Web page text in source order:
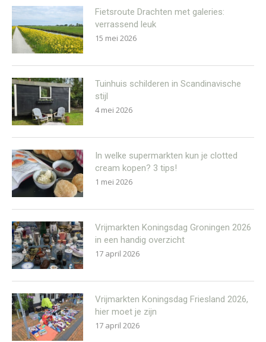
Fietsroute Drachten met galeries:
verrassend leuk
15 mei 2026
Tuinhuis schilderen in Scandinavische
stijl
4 mei 2026
In welke supermarkten kun je clotted
cream kopen? 3 tips!
1 mei 2026
Vrijmarkten Koningsdag Groningen 2026
in een handig overzicht
17 april 2026
Vrijmarkten Koningsdag Friesland 2026,
hier moet je zijn
17 april 2026